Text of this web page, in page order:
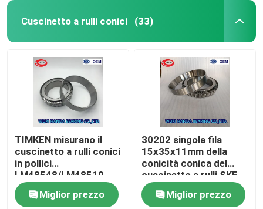
Cuscinetto del blocchetto di cuscino
Cuscinetto sottile della parete
Cuscinetto a sfera di SKF
Cuscinetto a rulli sferico della FATICA
Cuscinetto a rulli di TIMKEN
Cuscinetto a rulli conici (33)
TIMKEN misurano il
cuscinetto a rulli conici
in pollici
LM48548/LM48510
LM48548/LM48511A
Miglior prezzo
30202 singola fila
15x35x11mm della
conicità conica del
cuscinetto a rulli SKF
per il compressore
d'ariaMiglior prezzo